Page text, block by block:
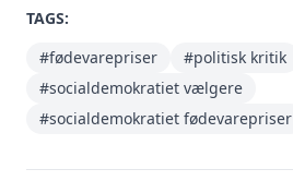
TAGS:
#fødevarepriser
#politisk kritik
#socialdemokratiet vælgere
#socialdemokratiet fødevarepriser